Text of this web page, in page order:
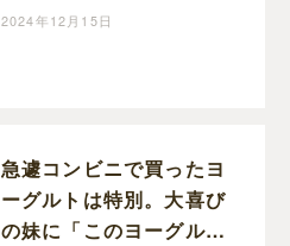
ぬーこの育児漫画
2024年12月15日
急遽コンビニで買ったヨ
ーグルトは特別。大喜び
の妹に「このヨーグルト